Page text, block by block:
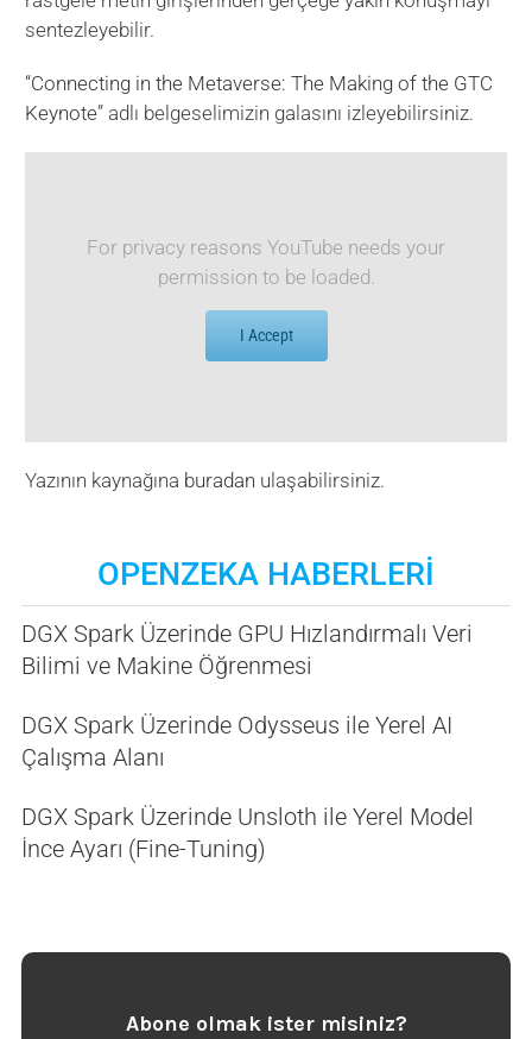
sentezleyebilir.
“Connecting in the Metaverse: The Making of the GTC
Keynote” adlı belgeselimizin galasını izleyebilirsiniz.
For privacy reasons YouTube needs your
permission to be loaded.
I Accept
Yazının kaynağına buradan ulaşabilirsiniz.
OPENZEKA HABERLERİ
DGX Spark Üzerinde GPU Hızlandırmalı Veri
Bilimi ve Makine Öğrenmesi
DGX Spark Üzerinde Odysseus ile Yerel AI
Çalışma Alanı
DGX Spark Üzerinde Unsloth ile Yerel Model
İnce Ayarı (Fine-Tuning)
Abone olmak ister misiniz?